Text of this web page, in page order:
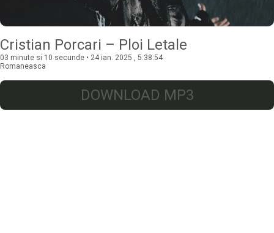
Cristian Porcari – Ploi Letale
03 minute si 10 secunde • 24 ian. 2025 , 5:38:54
Romaneasca
DOWNLOAD MP3